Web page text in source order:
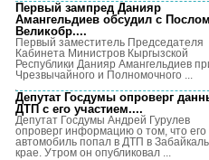
Первый зампред Данияр
Амангельдиев обсудил с Послом
Великобр....
Первый заместитель Председателя
Кабинета Министров Кыргызской
Республики Данияр Амангельдиев
Чрезвычайного и Полномочного ...
Депутат Госдумы опроверг
ДТП с его участием....
Депутат Госдумы Андрей Гурулев
опроверг информацию о том, что его
автомобиль попал в ДТП в
крае. Утром он опубликовал ...